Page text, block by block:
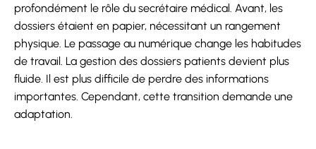
profondément le rôle du secrétaire médical. Avant, les
dossiers étaient en papier, nécessitant un rangement
physique. Le passage au numérique change les habitudes
de travail. La gestion des dossiers patients devient plus
fluide. Il est plus difficile de perdre des informations
importantes. Cependant, cette transition demande une
adaptation.